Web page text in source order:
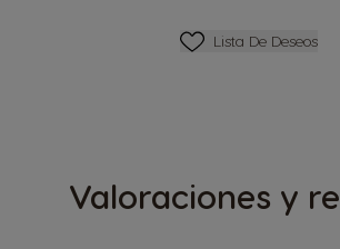
Lista De Deseos
Lista De Deseos
Valoraciones y